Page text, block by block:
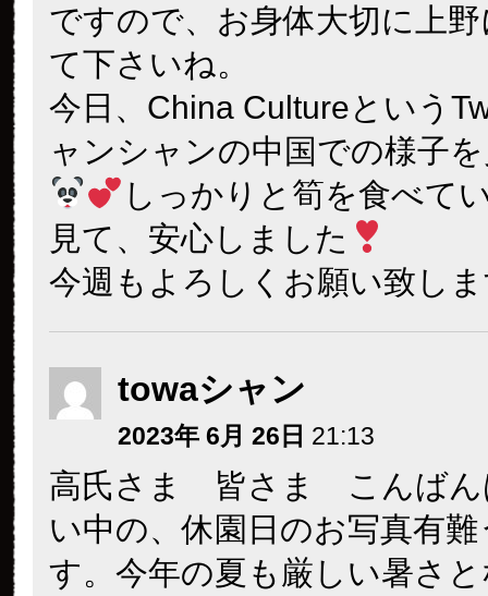
ですので、お身体大切に上
て下さいね。
今日、China Cultureという
ャンシャンの中国での様子
しっかりと筍を食べて
見て、安心しました
今週もよろしくお願い致し
towaシャン
2023年 6月 26日 21:13
高氏さま 皆さま こんばん
い中の、休園日のお写真有
す。今年の夏も厳しい暑さ